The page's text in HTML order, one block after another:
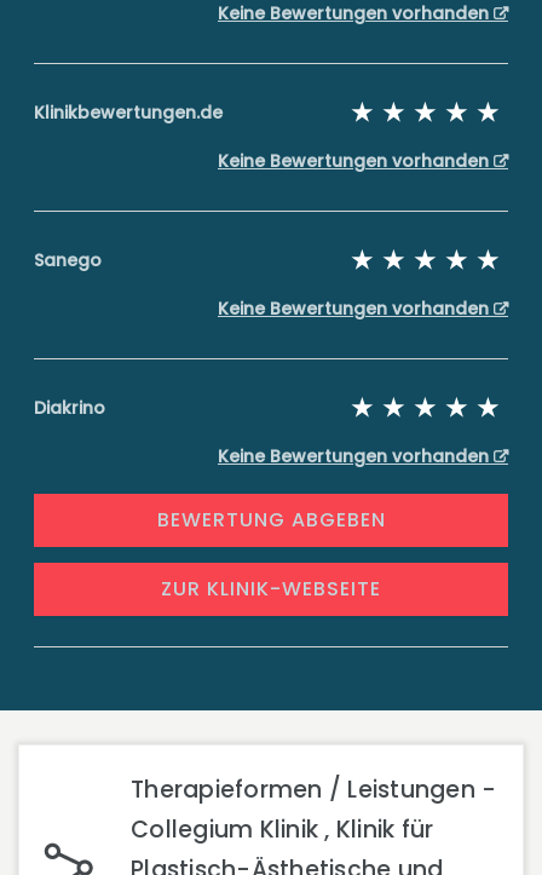
Keine Bewertungen vorhanden
Klinikbewertungen.de
Keine Bewertungen vorhanden
Sanego
Keine Bewertungen vorhanden
Diakrino
Keine Bewertungen vorhanden
BEWERTUNG ABGEBEN
ZUR KLINIK-WEBSEITE
Therapieformen / Leistungen -
Collegium Klinik , Klinik für